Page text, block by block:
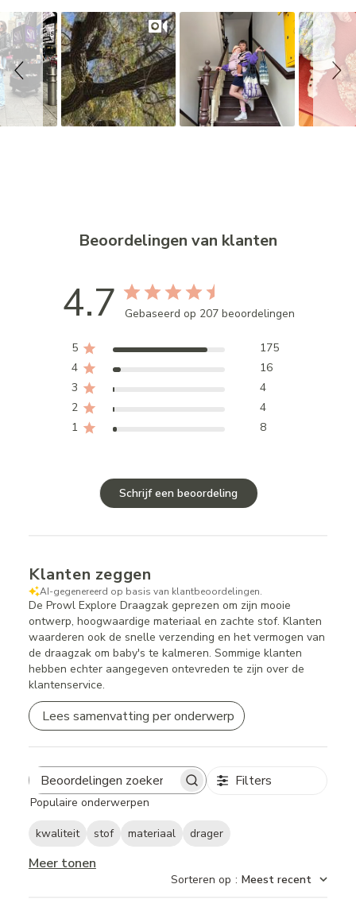
i
d
e
s
h
o
w
Beoordelingen van klanten
4.7 Gebaseerd op 207 beoordelingen
5
175
4
16
3
4
2
4
1
8
Schrijf een beoordeling
Klanten zeggen
AI-gegenereerd op basis van klantbeoordelingen.
De Prowl Explore Draagzak geprezen om zijn mooie
ontwerp, hoogwaardige materiaal en zachte stof. Klanten
waarderen ook de snelle verzending en het vermogen van
de draagzak om baby's te kalmeren. Sommige klanten
hebben echter aangegeven ontevreden te zijn over de
klantenservice.
Lees samenvatting per onderwerp
Search
reviews
Filters
Populaire onderwerpen
kwaliteit stof materiaal drager
Meer tonen
Sorteren op : Meest recent